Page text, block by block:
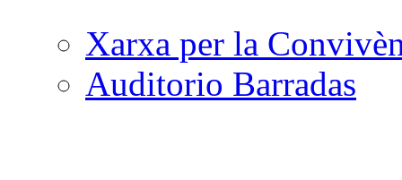
Xarxa per la
Auditorio Barradas